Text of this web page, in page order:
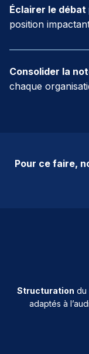
Éclairer le débat
position
Consolider la
chaque
Pour ce faire,
Structuration du
adaptés à